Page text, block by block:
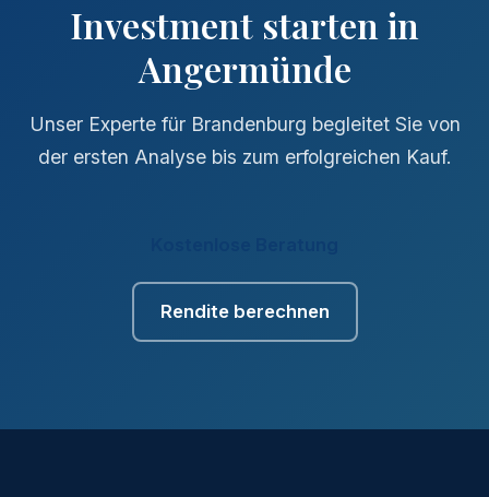
Investment starten in
Angermünde
Unser Experte für Brandenburg begleitet Sie von
der ersten Analyse bis zum erfolgreichen Kauf.
Rendite berechnen